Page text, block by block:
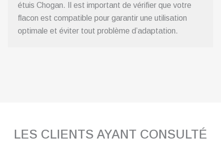
étuis Chogan. Il est important de vérifier que votre
flacon est compatible pour garantir une utilisation
optimale et éviter tout problème d’adaptation.
LES CLIENTS AYANT CONSULTÉ